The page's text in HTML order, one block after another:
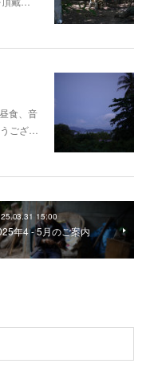
食、音
ござ…
15:00
年4 - 5月のご案内